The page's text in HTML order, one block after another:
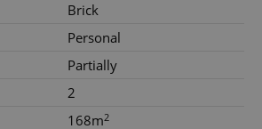
Brick
Personal
Partially
2
168m2